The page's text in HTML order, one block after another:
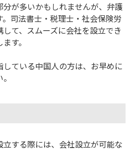
が多いかもしれませんが、弁護
司法書士・税理士・社会保険労
て、スムーズに会社を設立でき
す。
ている中国人の方は、お早めに
する際には、会社設立が可能な